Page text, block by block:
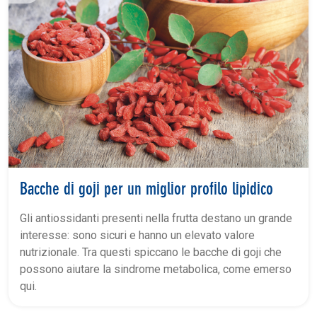
Bacche di goji per un miglior profilo lipidico
Gli antiossidanti presenti nella frutta destano un grande
interesse: sono sicuri e hanno un elevato valore
nutrizionale. Tra questi spiccano le bacche di goji che
possono aiutare la sindrome metabolica, come emerso
qui.